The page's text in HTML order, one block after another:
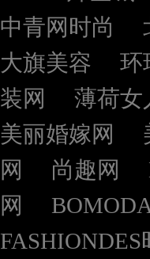
中青网时尚
大旗美容
环
装网
薄荷女
美丽婚嫁网
网
尚趣网
网
FASHIONDES